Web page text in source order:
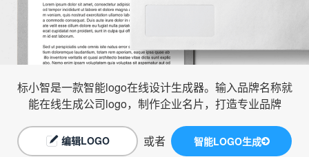
标小智是一款智能logo在线设计生成器。输入品牌名称就
能在线生成公司logo，制作企业名片，打造专业品牌
编辑LOGO 或者 智能LOGO生成